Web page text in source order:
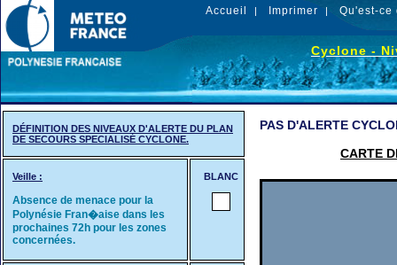
Accueil | Imprimer | Qu'est-
Cyclone -
DÉFINITION DES NIVEAUX D'ALERTE DU PLAN
DE SECOURS SPECIALISÉ CYCLONE.
Veille :
Absence de menace pour la
Polynésie Fran�aise dans les
prochaines 72h pour les zones
concernées.
BLANC
PAS D'ALERTE
CARTE